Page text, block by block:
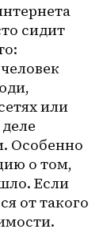
сидит
или
Особенно
о том,
Если
от такого